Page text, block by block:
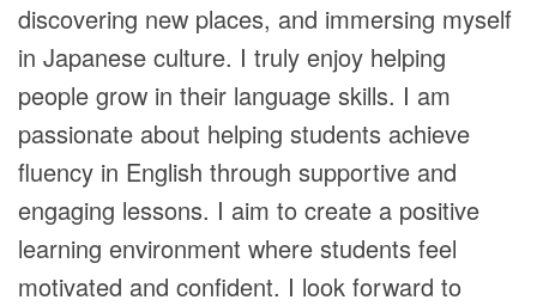
discovering new places, and immersing myself
in Japanese culture. I truly enjoy helping
people grow in their language skills. I am
passionate about helping students achieve
fluency in English through supportive and
engaging lessons. I aim to create a positive
learning environment where students feel
motivated and confident. I look forward to